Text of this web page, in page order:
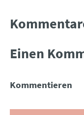
Einen
Kommentieren